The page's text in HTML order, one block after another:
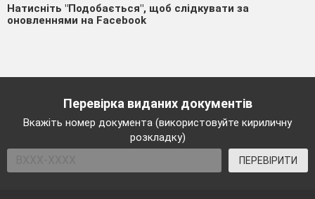
Натисніть "Подобається", щоб слідкувати за
оновленнями на Facebook
Перевірка виданих документів
Вкажіть номер документа (використовуйте кириличну
розкладку)
ПЕРЕВІРИТИ